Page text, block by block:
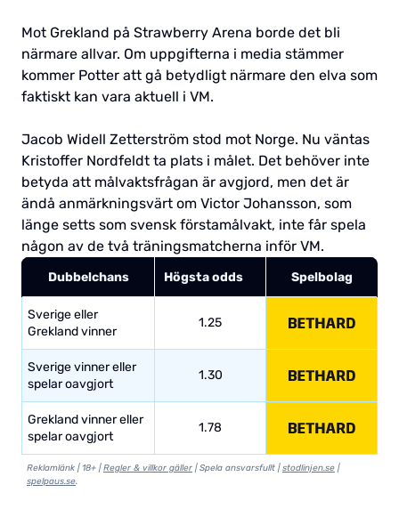
Mot Grekland på Strawberry Arena borde det bli
närmare allvar. Om uppgifterna i media stämmer
kommer Potter att gå betydligt närmare den elva som
faktiskt kan vara aktuell i VM.
Jacob Widell Zetterström stod mot Norge. Nu väntas
Kristoffer Nordfeldt ta plats i målet. Det behöver inte
betyda att målvaktsfrågan är avgjord, men det är
ändå anmärkningsvärt om Victor Johansson, som
länge setts som svensk förstamålvakt, inte får spela
någon av de två träningsmatcherna inför VM.
Dubbelchans Högsta odds Spelbolag
Sverige eller
Grekland vinner
1.25
Sverige vinner eller
spelar oavgjort
1.30
Grekland vinner eller
spelar oavgjort
1.78
Reklamlänk | 18+ |Regler & villkor gäller | Spela ansvarsfullt |stodlinjen.se |
spelpaus.se.